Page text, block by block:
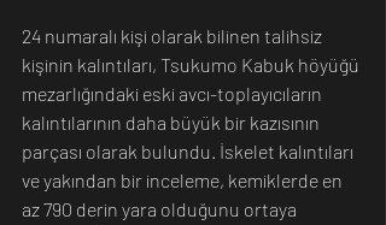
24 numaralı kişi olarak bilinen talihsiz
kişinin kalıntıları, Tsukumo Kabuk höyüğü
mezarlığındaki eski avcı-toplayıcıların
kalıntılarının daha büyük bir kazısının
parçası olarak bulundu. İskelet kalıntıları
ve yakından bir inceleme, kemiklerde en
az 790 derin yara olduğunu ortaya